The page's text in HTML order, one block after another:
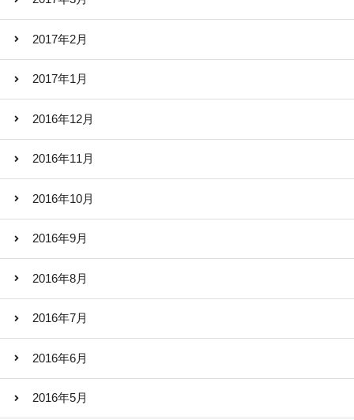
2017年2月
2017年1月
2016年12月
2016年11月
2016年10月
2016年9月
2016年8月
2016年7月
2016年6月
2016年5月